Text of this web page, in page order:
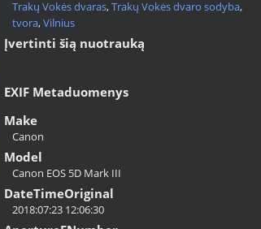
Trakų Vokės dvaras,Trakų Vokės dvaro sodyba,
tvora,Vilnius
Įvertinti šią nuotrauką
EXIF Metaduomenys
Make
Canon
Model
Canon EOS 5D Mark III
DateTimeOriginal
2018:07:23 12:06:30